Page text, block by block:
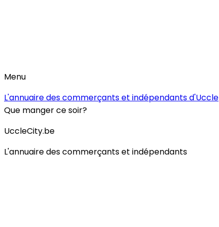
Menu
L'annuaire des commerçants et indépendants d'Uccle
Que manger ce soir?
UccleCity.be
L'annuaire des commerçants et indépendants